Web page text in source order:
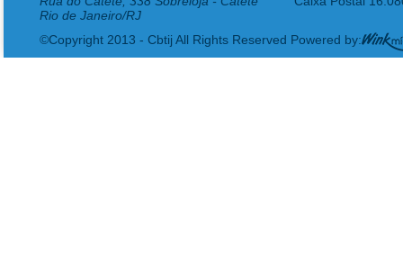
Rio de Janeiro/RJ
©Copyright 2013 - Cbtij All Rights Reserved Powered by: